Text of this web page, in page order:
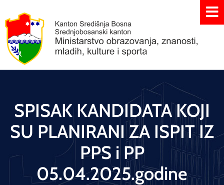
SPISAK KANDIDATA KOJI
SU PLANIRANI ZA ISPIT IZ
PPS i PP
05.04.2025.godine